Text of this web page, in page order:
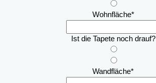
Wohnfläche*
Ist die Tapete noch drauf?
Wandfläche*